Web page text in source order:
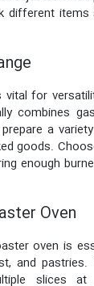
different items
for
combines
a
goods.
enough
Oven
oven is
and
slices at